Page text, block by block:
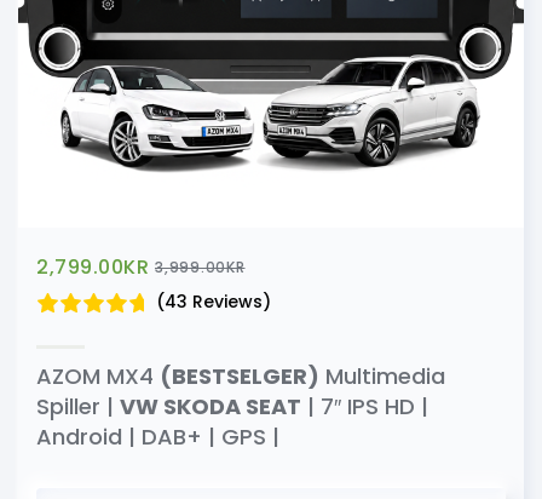
2,799.00KR 3,999.00KR
(43 Reviews)
AZOM MX4 (BESTSELGER) Multimedia
Spiller | VW SKODA SEAT | 7″ IPS HD |
Android | DAB+ | GPS |